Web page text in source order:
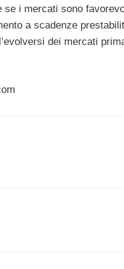
se i mercati sono
a scadenze
dei mercati